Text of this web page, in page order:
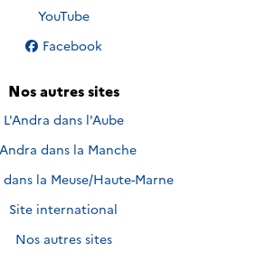
Nous suivre sur
YouTube
Nous suivre sur
Facebook
Nos autres sites
L'Andra dans l'Aube
dans la Manche
dans la Meuse/Haute-Marne
Site international
Nos autres sites